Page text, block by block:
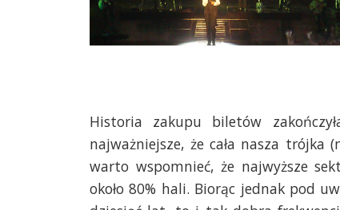
Historia zakupu biletów
najważniejsze, że cała nasza
warto wspomnieć, że najwyższe
około 80% hali. Biorąc jednak pod